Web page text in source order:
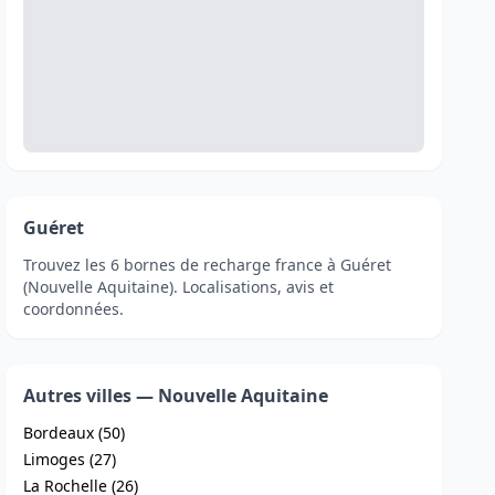
Guéret
Trouvez les 6 bornes de recharge france à Guéret
(Nouvelle Aquitaine). Localisations, avis et
coordonnées.
Autres villes — Nouvelle Aquitaine
Bordeaux (50)
Limoges (27)
La Rochelle (26)